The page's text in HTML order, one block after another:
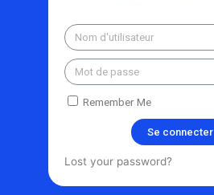
Remember Me
Se connecter
Lost your password?